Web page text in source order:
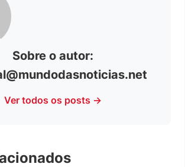
Sobre o autor:
Ver todos os posts →